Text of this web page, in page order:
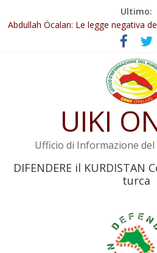
Ultimo:
Il KNK chiede un’azione
dell’Iran
Abdullah Öcalan: Le legge negativa
Inizia la seconda fase del processo
Commissione donne del KNK:
Non tenere conto della situazione di
UIKI
Ufficio di Informazione
DIFENDERE il KURDISTAN
turca